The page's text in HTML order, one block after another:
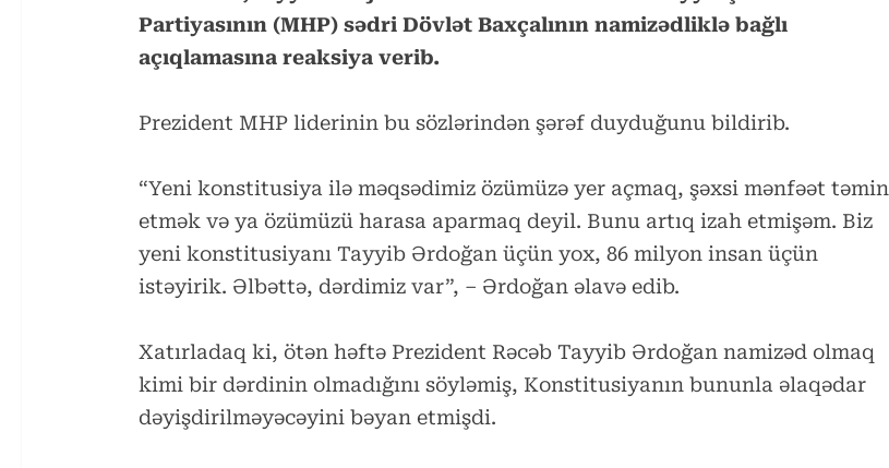
Partiyasının (MHP) sədri Dövlət Baxçalının namizədliklə bağlı
açıqlamasına reaksiya verib.
Prezident MHP liderinin bu sözlərindən şərəf duyduğunu bildirib.
“Yeni konstitusiya ilə məqsədimiz özümüzə yer açmaq, şəxsi mənfəət təmin
etmək və ya özümüzü harasa aparmaq deyil. Bunu artıq izah etmişəm. Biz
yeni konstitusiyanı Tayyib Ərdoğan üçün yox, 86 milyon insan üçün
istəyirik. Əlbəttə, dərdimiz var”, – Ərdoğan əlavə edib.
Xatırladaq ki, ötən həftə Prezident Rəcəb Tayyib Ərdoğan namizəd olmaq
kimi bir dərdinin olmadığını söyləmiş, Konstitusiyanın bununla əlaqədar
dəyişdirilməyəcəyini bəyan etmişdi.